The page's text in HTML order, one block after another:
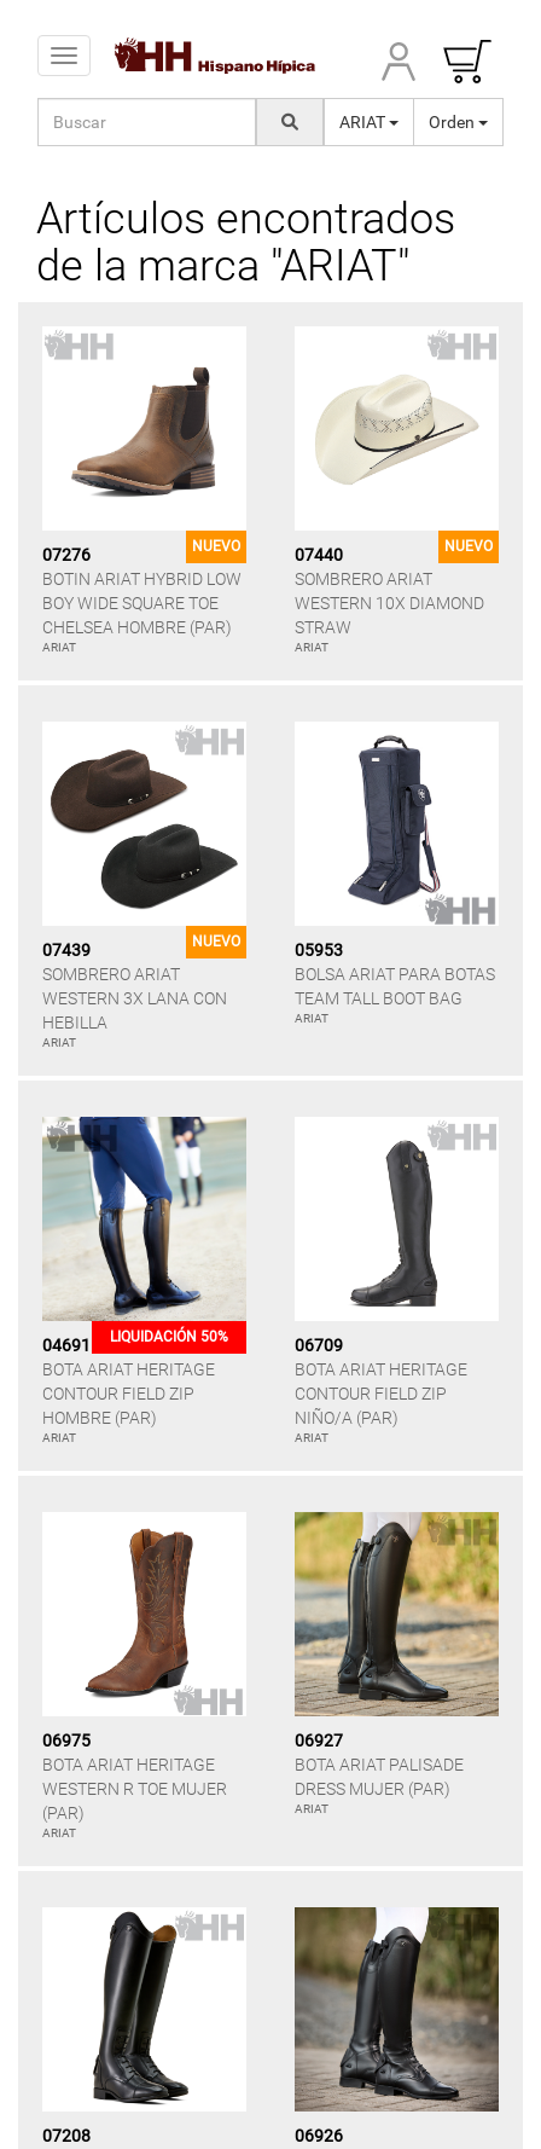
Toggle navigation
ARIAT Orden
Artículos encontrados
de la marca "ARIAT"
07276 NUEVO
BOTIN ARIAT HYBRID LOW
BOY WIDE SQUARE TOE
CHELSEA HOMBRE (PAR)
ARIAT
07440 NUEVO
SOMBRERO ARIAT
WESTERN 10X DIAMOND
STRAW
ARIAT
07439 NUEVO
SOMBRERO ARIAT
WESTERN 3X LANA CON
HEBILLA
ARIAT
05953
BOLSA ARIAT PARA BOTAS
TEAM TALL BOOT BAG
ARIAT
04691 LIQUIDACIÓN 50%
BOTA ARIAT HERITAGE
CONTOUR FIELD ZIP
HOMBRE (PAR)
ARIAT
06709
BOTA ARIAT HERITAGE
CONTOUR FIELD ZIP
NIÑO/A (PAR)
ARIAT
06975
BOTA ARIAT HERITAGE
WESTERN R TOE MUJER
(PAR)
ARIAT
06927
BOTA ARIAT PALISADE
DRESS MUJER (PAR)
ARIAT
07208
06926